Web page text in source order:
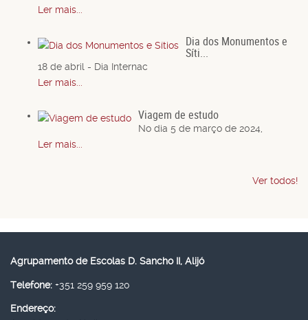
Ler mais...
Dia dos Monumentos e
Síti...
18 de abril - Dia Internac
Ler mais...
Viagem de estudo
No dia 5 de março de 2024,
Ler mais...
Ver todos!
Agrupamento de Escolas D. Sancho II, Alijó
Telefone: +351 259 959 120
Endereço: